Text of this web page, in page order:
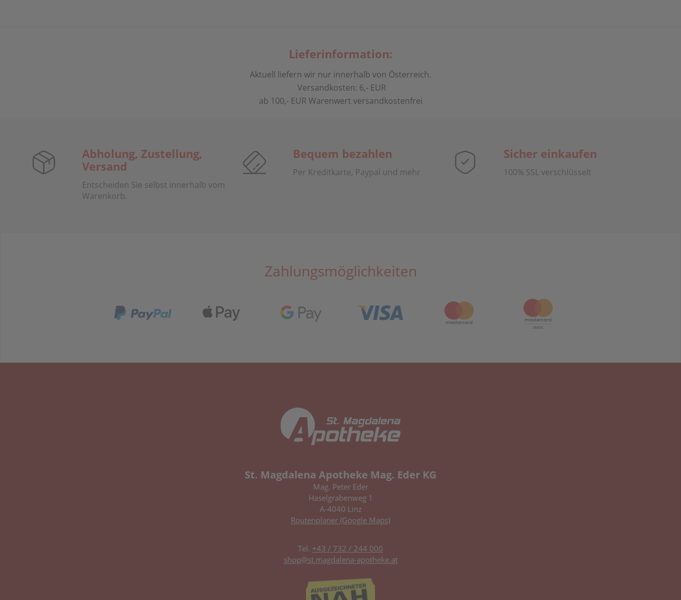
Lieferinformation:
Aktuell liefern wir nur innerhalb von Österreich.
Versandkosten: 6,- EUR
ab 100,- EUR Warenwert versandkostenfrei
Abholung, Zustellung,
Versand
Entscheiden Sie selbst innerhalb vom
Warenkorb.
Bequem bezahlen
Per Kreditkarte, Paypal und mehr
Sicher einkaufen
100% SSL verschlüsselt
Zahlungsmöglichkeiten
St. Magdalena Apotheke Mag. Eder KG
Mag. Peter Eder
Haselgrabenweg 1
A-4040 Linz
Routenplaner (Google Maps)
Tel. +43 / 732 / 244 000
shop@st.magdalena-apotheke.at